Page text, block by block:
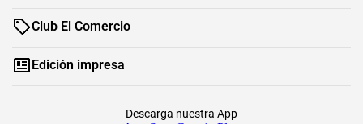
Club El Comercio
Edición impresa
Descarga nuestra App